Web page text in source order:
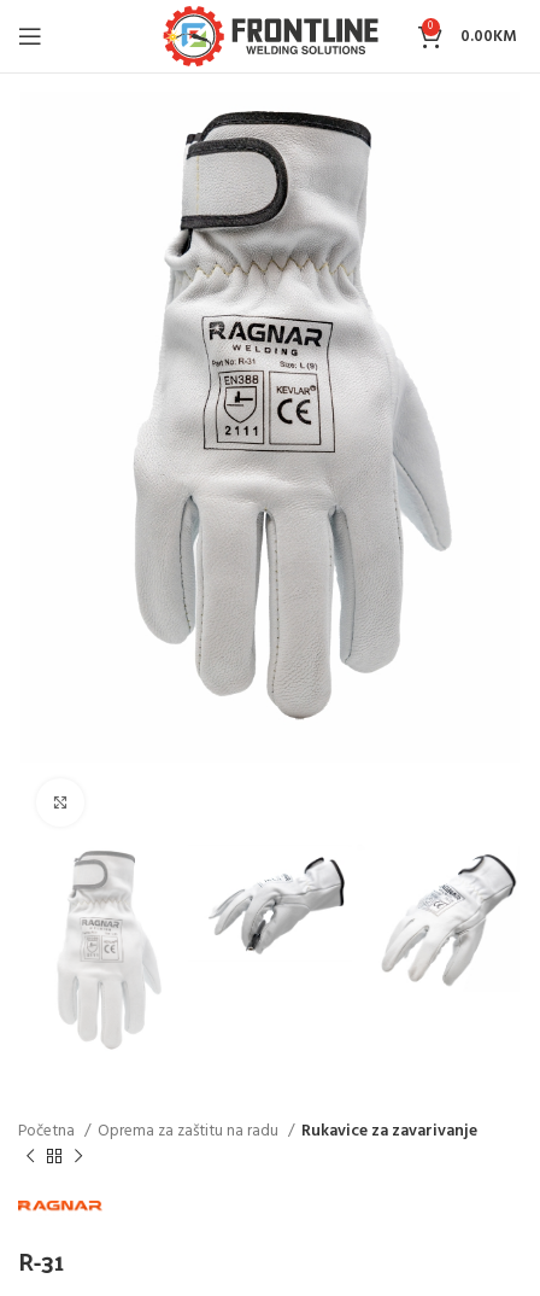
0 0.00KM
Početna Oprema za zaštitu na radu Rukavice za zavarivanje
R-31